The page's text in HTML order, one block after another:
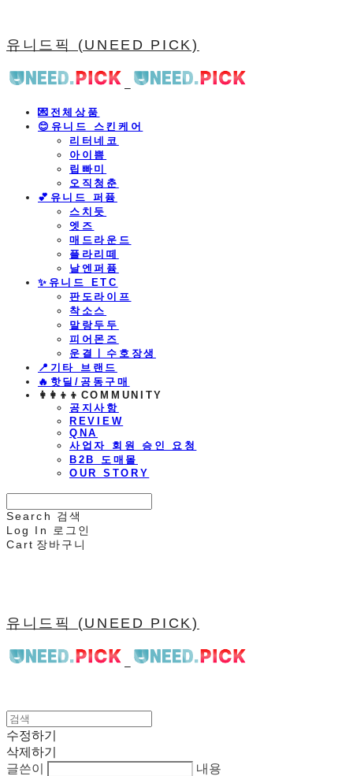
유니드픽 (UNEED PICK)
💌전체상품
😊유니드 스킨케어
리터네코
아이쁨
립빠미
오직청춘
💕유니드 퍼퓸
스치듯
엣즈
매드라운드
플라리떼
날엔퍼퓸
​✨유니드 ETC
판도라이프
착소스
말랑두두
피어몬즈
운결ㅣ수호장생
📍기타 브랜드
🔥핫딜/공동구매
👩‍👩‍👦‍👦COMMUNITY
공지사항
REVIEW
QNA
사업자 회원 승인 요청
B2B 도매몰
OUR STORY
Search
검색
Log In
로그인
Cart 장바구니
유니드픽 (UNEED PICK)
수정하기
삭제하기
글쓴이
내용